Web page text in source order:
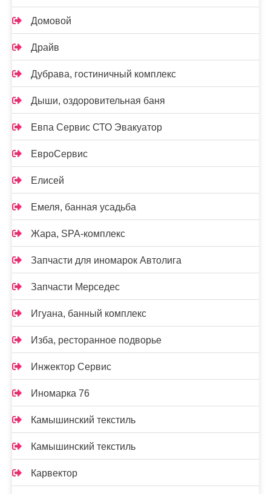
Домовой
Драйв
Дубрава, гостиничный комплекс
Дыши, оздоровительная баня
Евпа Сервис СТО Эвакуатор
ЕвроСервис
Елисей
Емеля, банная усадьба
Жара, SPA-комплекс
Запчасти для иномарок Автолига
Запчасти Мерседес
Игуана, банный комплекс
Изба, ресторанное подворье
Инжектор Сервис
Иномарка 76
Камышинский текстиль
Камышинский текстиль
Карвектор